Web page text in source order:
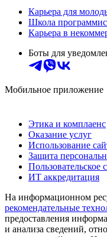
Карьера для
Школа
Карьера в
Боты для
Мобильное приложение
Этика и комплаенс
Оказание услуг
Использование
Защита
Пользовательское
ИТ аккредитация
На информационном
рекомендательные
предоставления
и анализа сведений,